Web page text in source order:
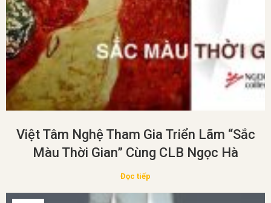
Việt Tâm Nghệ Tham Gia Triển Lãm “Sắc
Màu Thời Gian” Cùng CLB Ngọc Hà
Đọc tiếp